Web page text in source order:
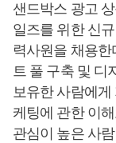
샌드박스 광고
일즈를 위한 신
력사원을 채용
트 풀 구축 및 디
보유한 사람에
케팅에 관한 이
관심이 높은 사